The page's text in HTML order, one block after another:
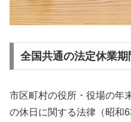
全国共通の法定休業期
市区町村の役所・役場の年
の休日に関する法律（昭和